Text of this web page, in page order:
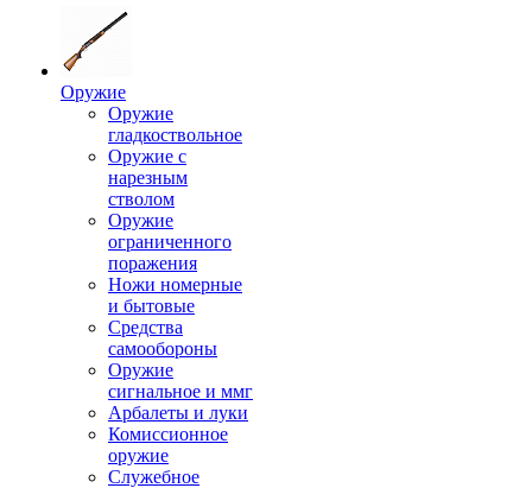
Оружие
Оружие
гладкоствольное
Оружие с
нарезным
стволом
Оружие
ограниченного
поражения
Ножи номерные
и бытовые
Средства
самообороны
Оружие
сигнальное и ммг
Арбалеты и луки
Комиссионное
оружие
Служебное